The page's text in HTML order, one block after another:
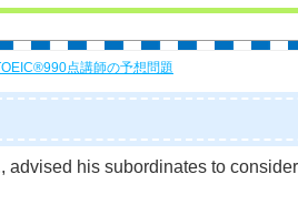
点講師の予想問題
advised his subordinates to